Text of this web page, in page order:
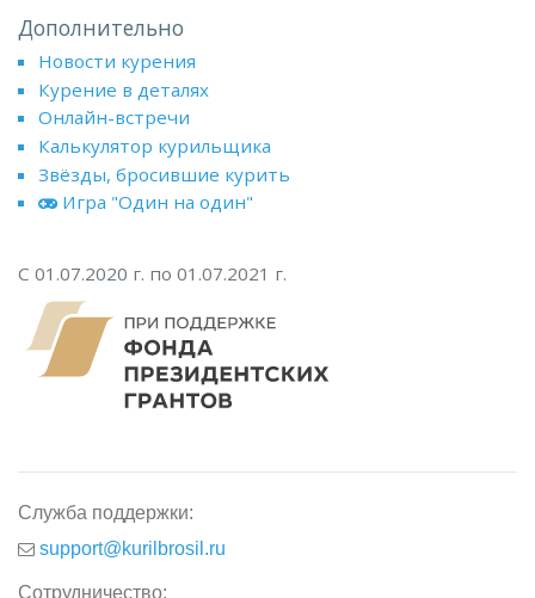
Дополнительно
Новости курения
Курение в деталях
Онлайн-встречи
Калькулятор курильщика
Звёзды, бросившие курить
Игра "Один на один"
С 01.07.2020 г. по 01.07.2021 г.
Служба поддержки:
support@kurilbrosil.ru
Сотрудничество: